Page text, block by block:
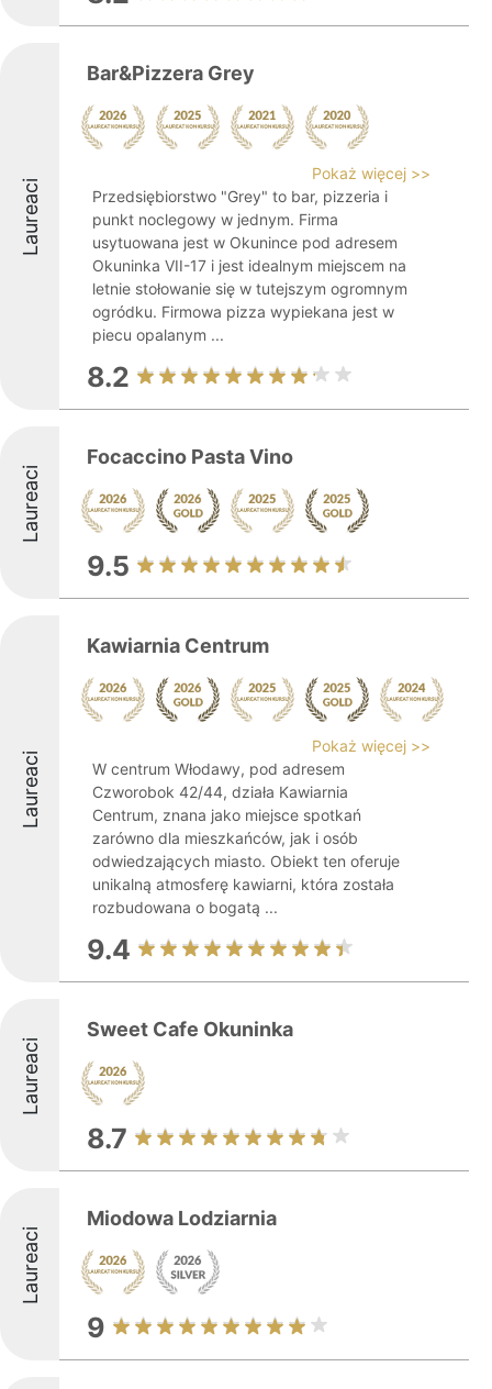
Laureaci
Bar&Pizzera Grey
Pokaż więcej >>
Przedsiębiorstwo "Grey" to bar, pizzeria i
punkt noclegowy w jednym. Firma
usytuowana jest w Okunince pod adresem
Okuninka VII-17 i jest idealnym miejscem na
letnie stołowanie się w tutejszym ogromnym
ogródku. Firmowa pizza wypiekana jest w
piecu opalanym ...
8.2
Laureaci
Focaccino Pasta Vino
9.5
Laureaci
Kawiarnia Centrum
Pokaż więcej >>
W centrum Włodawy, pod adresem
Czworobok 42/44, działa Kawiarnia
Centrum, znana jako miejsce spotkań
zarówno dla mieszkańców, jak i osób
odwiedzających miasto. Obiekt ten oferuje
unikalną atmosferę kawiarni, która została
rozbudowana o bogatą ...
9.4
Laureaci
Sweet Cafe Okuninka
8.7
Laureaci
Miodowa Lodziarnia
9